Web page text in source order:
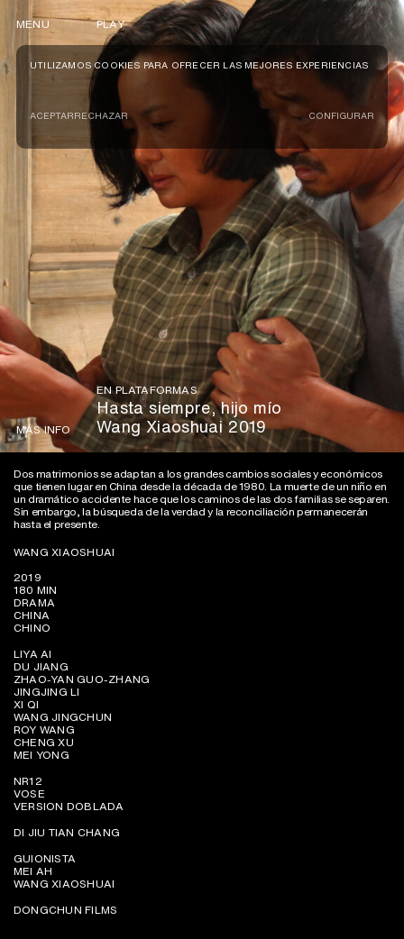
UTILIZAMOS COOKIES PARA OFRECER LAS MEJORES EXPERIENCIAS
ACEPTARRECHAZAR CONFIGURAR
MENU PLAY
EN PLATAFORMAS
Hasta siempre, hijo mío
Wang Xiaoshuai 2019
MÁS INFO
WANG XIAOSHUAI
2019
180 MIN
DRAMA
CHINA
CHINO
LIYA AI
DU JIANG
ZHAO-YAN GUO-ZHANG
JINGJING LI
XI QI
WANG JINGCHUN
ROY WANG
CHENG XU
MEI YONG
NR12
VOSE
VERSION DOBLADA
DI JIU TIAN CHANG
GUIONISTA
MEI AH
WANG XIAOSHUAI
DONGCHUN FILMS
Dos matrimonios se adaptan a los grandes cambios sociales y económicos
que tienen lugar en China desde la década de 1980. La muerte de un niño en
un dramático accidente hace que los caminos de las dos familias se separen.
Sin embargo, la búsqueda de la verdad y la reconciliación permanecerán
hasta el presente.